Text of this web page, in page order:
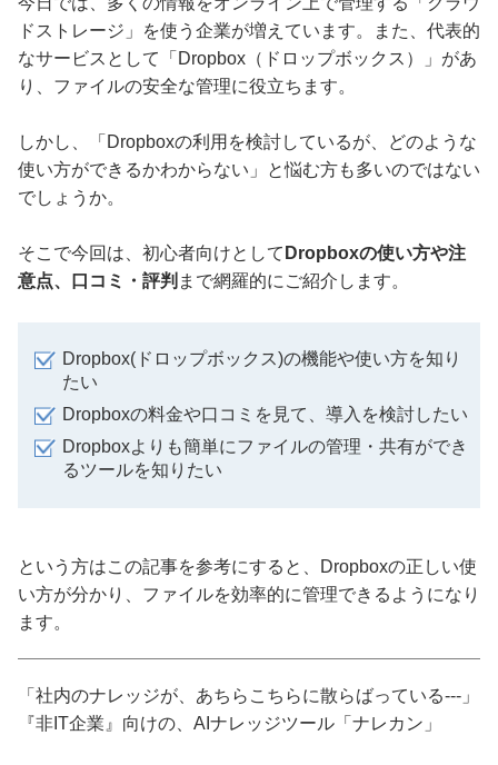
ドストレージ」を使う企業が増えています。また、代表的
なサービスとして「Dropbox（ドロップボックス）」があ
り、ファイルの安全な管理に役立ちます。
しかし、「Dropboxの利用を検討しているが、どのような
使い方ができるかわからない」と悩む方も多いのではない
でしょうか。
そこで今回は、初心者向けとして Dropboxの使い方や注
意点、口コミ・評判 まで網羅的にご紹介します。
Dropbox(ドロップボックス)の機能や使い方を知り
たい
Dropboxの料金や口コミを見て、導入を検討したい
Dropboxよりも簡単にファイルの管理・共有ができ
るツールを知りたい
という方はこの記事を参考にすると、Dropboxの正しい使
い方が分かり、ファイルを効率的に管理できるようになり
ます。
「社内のナレッジが、あちらこちらに散らばっている---」
『非IT企業』向けの、AIナレッジツール「ナレカン」